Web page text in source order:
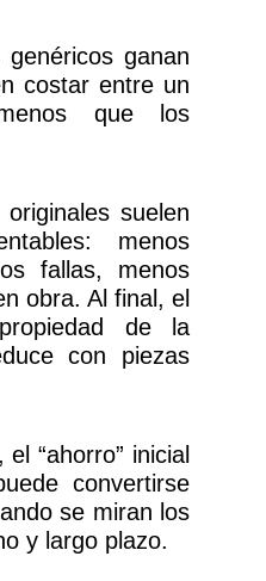
ganan
costar entre un
que los
suelen
menos
fallas, menos
obra. Al final, el
de la
con piezas
“ahorro” inicial
convertirse
se miran los
y largo plazo.